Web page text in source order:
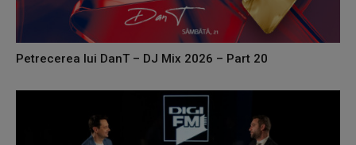
Petrecerea lui DanT – DJ Mix 2026 – Part 20